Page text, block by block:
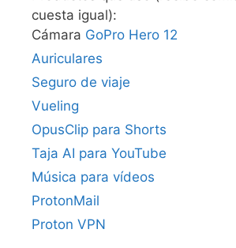
cuesta igual):
Cámara GoPro Hero 12
Auriculares
Seguro de viaje
Vueling
OpusClip para Shorts
Taja AI para YouTube
Música para vídeos
ProtonMail
Proton VPN